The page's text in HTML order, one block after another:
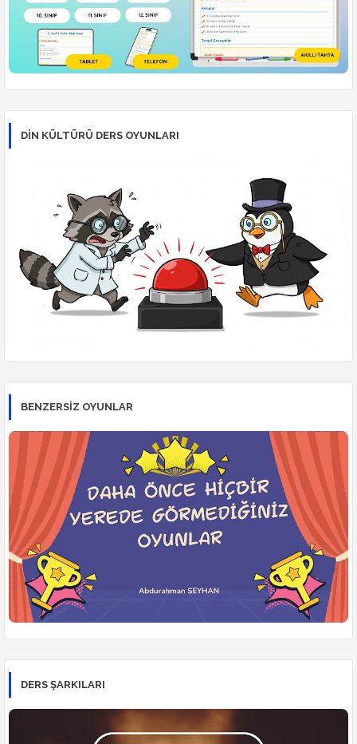
DİN KÜLTÜRÜ DERS OYUNLARI
BENZERSİZ OYUNLAR
DERS ŞARKILARI